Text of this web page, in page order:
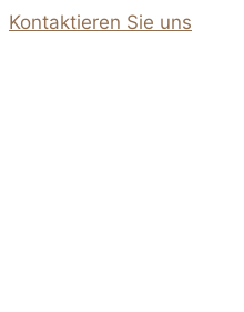
Kontaktieren Sie uns